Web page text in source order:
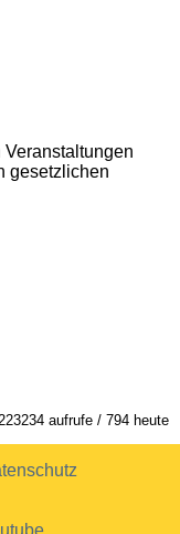
gesetzlichen
aufrufe / 794 heute